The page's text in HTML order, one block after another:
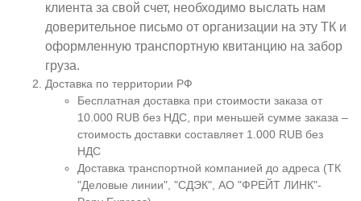
клиента за свой счет, необходимо выслать нам
доверительное письмо от организации на эту ТК и
оформленную транспортную квитанцию на забор
груза.
Доставка по территории РФ
Бесплатная доставка при стоимости заказа от
10.000 RUB без НДС, при меньшей сумме заказа –
стоимость доставки составляет 1.000 RUB без
НДС
Доставка транспортной компанией до адреса (ТК
"Деловые линии", "СДЭК", АО "ФРЕЙТ ЛИНК"-